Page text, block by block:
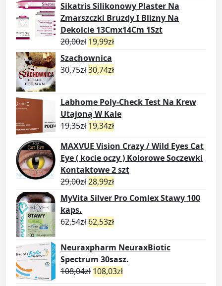
Sikatris Silikonowy Plaster Na
Zmarszczki Bruzdy I Blizny Na
Dekolcie 13Cmx14Cm 1Szt
20,00zł 19,99zł
Szachownica
30,75zł30,74zł
Labhome Poly-Check Test Na Krew
Utajoną W Kale
19,35zł 19,34zł
MAXVUE Vision Crazy / Wild Eyes Cat
Eye ( kocie oczy ) Kolorowe Soczewki
Kontaktowe 2 szt
29,00zł28,99zł
MyVita Silver Pro Comlex Stawy 100
kaps.
62,54zł 62,53zł
Neuraxpharm NeuraxBiotic
Spectrum 30sasz.
108,04zł 108,03zł